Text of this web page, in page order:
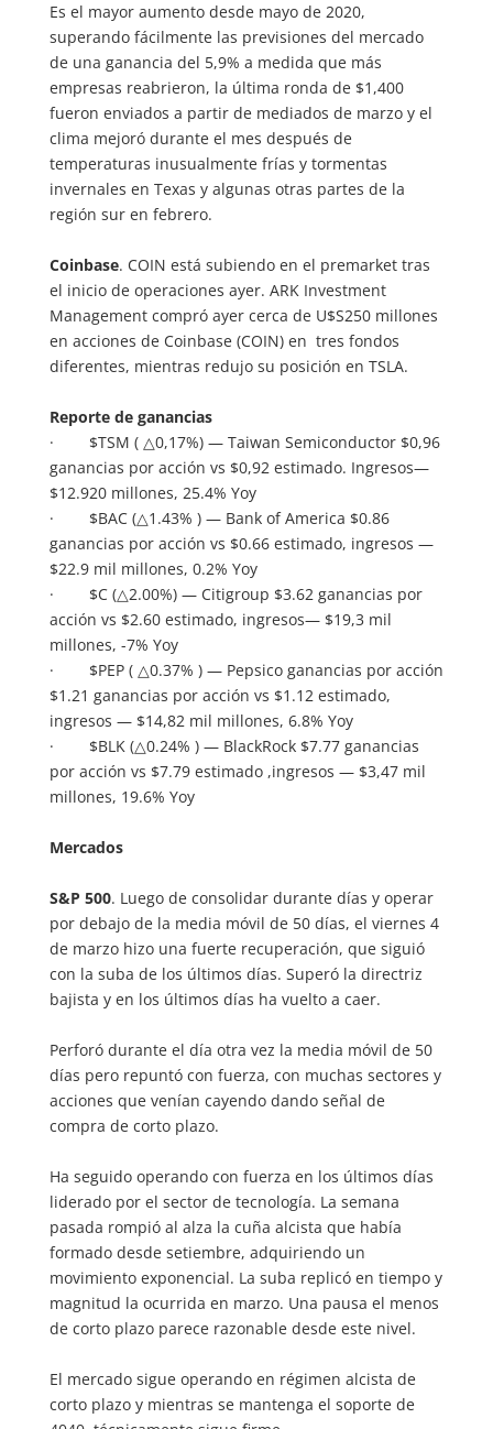
Es el mayor aumento desde mayo de 2020,
superando fácilmente las previsiones del mercado
de una ganancia del 5,9% a medida que más
empresas reabrieron, la última ronda de $1,400
fueron enviados a partir de mediados de marzo y el
clima mejoró durante el mes después de
temperaturas inusualmente frías y tormentas
invernales en Texas y algunas otras partes de la
región sur en febrero.
Coinbase. COIN está subiendo en el premarket tras
el inicio de operaciones ayer. ARK Investment
Management compró ayer cerca de U$S250 millones
en acciones de Coinbase (COIN) en tres fondos
diferentes, mientras redujo su posición en TSLA.
Reporte de ganancias
· $TSM ( △0,17%) — Taiwan Semiconductor $0,96
ganancias por acción vs $0,92 estimado. Ingresos—
$12.920 millones, 25.4% Yoy
· $BAC (△1.43% ) — Bank of America $0.86
ganancias por acción vs $0.66 estimado, ingresos —
$22.9 mil millones, 0.2% Yoy
· $C (△2.00%) — Citigroup $3.62 ganancias por
acción vs $2.60 estimado, ingresos— $19,3 mil
millones, -7% Yoy
· $PEP ( △0.37% ) — Pepsico ganancias por acción
$1.21 ganancias por acción vs $1.12 estimado,
ingresos — $14,82 mil millones, 6.8% Yoy
· $BLK (△0.24% ) — BlackRock $7.77 ganancias
por acción vs $7.79 estimado ,ingresos — $3,47 mil
millones, 19.6% Yoy
Mercados
S&P 500. Luego de consolidar durante días y operar
por debajo de la media móvil de 50 días, el viernes 4
de marzo hizo una fuerte recuperación, que siguió
con la suba de los últimos días. Superó la directriz
bajista y en los últimos días ha vuelto a caer.
Perforó durante el día otra vez la media móvil de 50
días pero repuntó con fuerza, con muchas sectores y
acciones que venían cayendo dando señal de
compra de corto plazo.
Ha seguido operando con fuerza en los últimos días
liderado por el sector de tecnología. La semana
pasada rompió al alza la cuña alcista que había
formado desde setiembre, adquiriendo un
movimiento exponencial. La suba replicó en tiempo y
magnitud la ocurrida en marzo. Una pausa el menos
de corto plazo parece razonable desde este nivel.
El mercado sigue operando en régimen alcista de
corto plazo y mientras se mantenga el soporte de